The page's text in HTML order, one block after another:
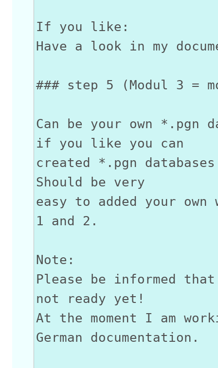
If you like:
Have a look in my
### step 5 (Modul 3 =
Can be your own *.pgn
if you like you can
created *.pgn
Should be very
easy to added your
1 and 2.
Note:
Please be informed
not ready yet!
At the moment I am
German documentation.